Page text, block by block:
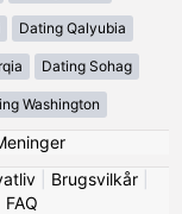
Dating Qalyubia
Dating Sohag
Washington
| Brugsvilkår|
FAQ